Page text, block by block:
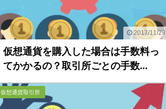
2017/11/29
仮想通貨を購入した場合は手数料っ
てかかるの？取引所ごとの手数...
仮想通貨取引所